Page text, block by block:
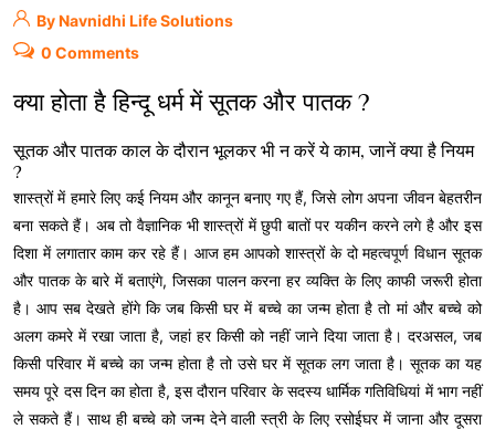
By Navnidhi Life Solutions
0 Comments
क्या होता है हिन्दू धर्म में सूतक और पातक ?
सूतक और पातक काल के दौरान भूलकर भी न करें ये काम, जानें क्या है नियम
?
शास्त्रों में हमारे लिए कई नियम और कानून बनाए गए हैं, जिसे लोग अपना जीवन बेहतरीन
बना सकते हैं। अब तो वैज्ञानिक भी शास्त्रों में छुपी बातों पर यकीन करने लगे है और इस
दिशा में लगातार काम कर रहे हैं। आज हम आपको शास्त्रों के दो महत्वपूर्ण विधान सूतक
और पातक के बारे में बताएंगे, जिसका पालन करना हर व्यक्ति के लिए काफी जरूरी होता
है। आप सब देखते होंगे कि जब किसी घर में बच्चे का जन्म होता है तो मां और बच्चे को
अलग कमरे में रखा जाता है, जहां हर किसी को नहीं जाने दिया जाता है। दरअसल, जब
किसी परिवार में बच्चे का जन्म होता है तो उसे घर में सूतक लग जाता है। सूतक का यह
समय पूरे दस दिन का होता है, इस दौरान परिवार के सदस्य धार्मिक गतिविधियां में भाग नहीं
ले सकते हैं। साथ ही बच्चे को जन्म देने वाली स्त्री के लिए रसोईघर में जाना और दूसरा